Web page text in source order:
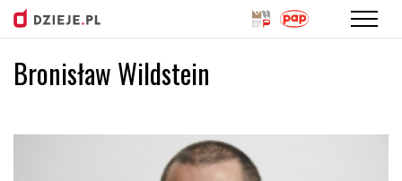
Przejdź
do
Bronisław Wildstein